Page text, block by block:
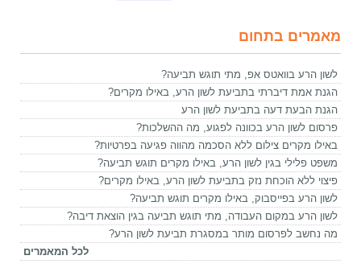
מאמרים בתחום
לשון הרע בוואטס אפ, מתי תוגש תביעה?
הגנת אמת דיברתי בתביעת לשון הרע, באילו מקרים?
הגנת הבעת דעה בתביעת לשון הרע
פרסום לשון הרע בכוונה לפגוע, מה ההשלכות?
באילו מקרים צילום ללא הסכמה מהווה פגיעה בפרטיות?
משפט פלילי בגין לשון הרע, באילו מקרים תוגש תביעה?
פיצוי ללא הוכחת נזק בתביעת לשון הרע, באילו מקרים?
לשון הרע בפייסבוק, באילו מקרים תוגש תביעה?
לשון הרע במקום העבודה, מתי תוגש תביעה בגין הוצאת דיבה?
מה נחשב לפרסום מותר במסגרת תביעת לשון הרע?
לכל המאמרים